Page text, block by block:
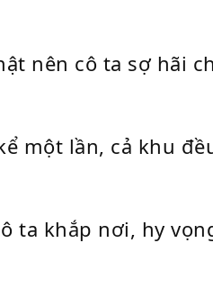
nên cô ta sợ hãi
một lần, cả khu
ta khắp nơi, hy